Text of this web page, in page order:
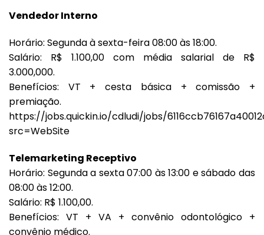
Vendedor Interno
Horário: Segunda à sexta-feira 08:00 às 18:00.
Salário: R$ 1.100,00 com média salarial de R$
3.000,000.
Benefícios: VT + cesta básica + comissão +
premiação.
https://jobs.quickin.io/cdludi/jobs/
src=WebSite
Telemarketing Receptivo
Horário: Segunda a sexta 07:00 às 13:00 e sábado das
08:00 às 12:00.
Salário: R$ 1.100,00.
Benefícios: VT + VA + convênio odontológico +
convênio médico.